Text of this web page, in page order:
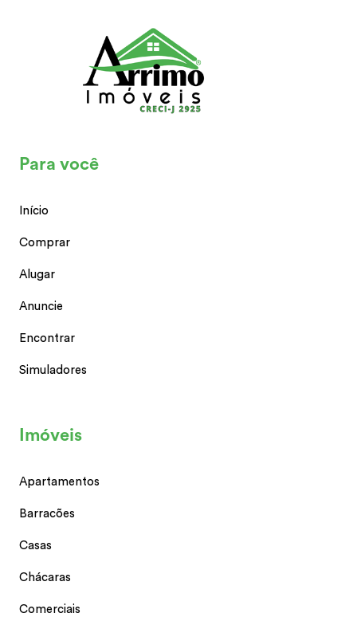
Para você
Início
Comprar
Alugar
Anuncie
Encontrar
Simuladores
Imóveis
Apartamentos
Barracões
Casas
Chácaras
Comerciais